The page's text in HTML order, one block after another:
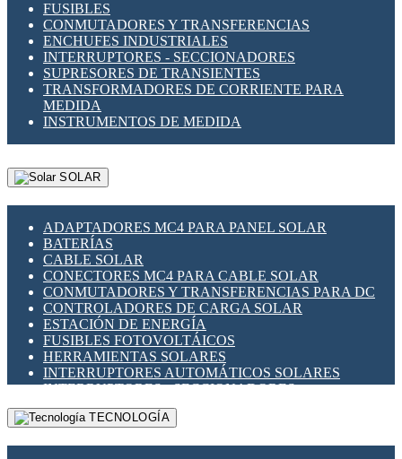
FUSIBLES
CONMUTADORES Y TRANSFERENCIAS
ENCHUFES INDUSTRIALES
INTERRUPTORES - SECCIONADORES
SUPRESORES DE TRANSIENTES
TRANSFORMADORES DE CORRIENTE PARA
MEDIDA
INSTRUMENTOS DE MEDIDA
SOLAR
ADAPTADORES MC4 PARA PANEL SOLAR
BATERÍAS
CABLE SOLAR
CONECTORES MC4 PARA CABLE SOLAR
CONMUTADORES Y TRANSFERENCIAS PARA DC
CONTROLADORES DE CARGA SOLAR
ESTACIÓN DE ENERGÍA
FUSIBLES FOTOVOLTÁICOS
HERRAMIENTAS SOLARES
INTERRUPTORES AUTOMÁTICOS SOLARES
INTERRUPTORES - SECCIONADORES
FOTOVOLTÁICOS
MONTAJE PANEL SOLAR
TECNOLOGÍA